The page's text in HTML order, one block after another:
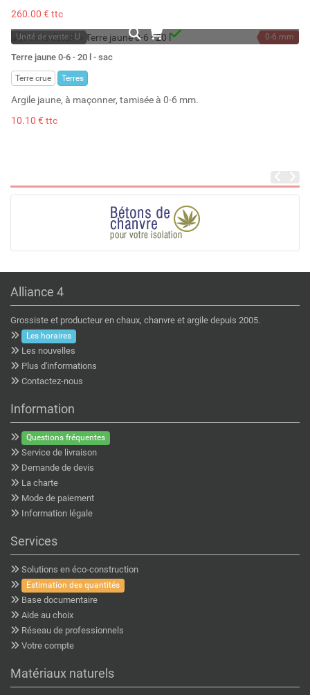
260.00 € ttc
Unité de vente : U
A la demande
0-6 mm
Terre jaune 0-6 - 20 l - sac
Terre crue Terres
Argile jaune, à maçonner, tamisée à 0-6 mm.
10.10 € ttc
Alliance 4
Grossiste et producteur en chaux, chanvre et argile depuis 2005.
Les horaires
Les nouvelles
Plus d'informations
Contactez-nous
Information
Questions fréquentes
Service de livraison
Demande de devis
La charte
Mode de paiement
Information légale
Services
Solutions en éco-construction
Estimation des quantités
Base documentaire
Aide au choix
Réseau de professionnels
Votre compte
Matériaux naturels